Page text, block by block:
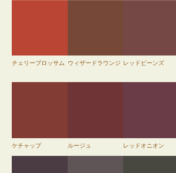
チェリーブロッサム ウィザードラウンジ レッドビーンズ
ケチャップ ルージュ レッドオニオン